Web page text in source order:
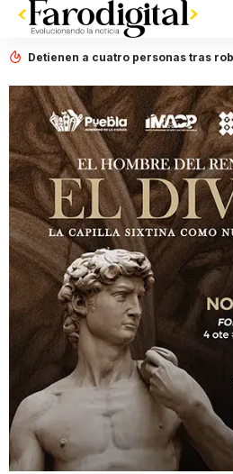
Detienen a cuatro personas tras